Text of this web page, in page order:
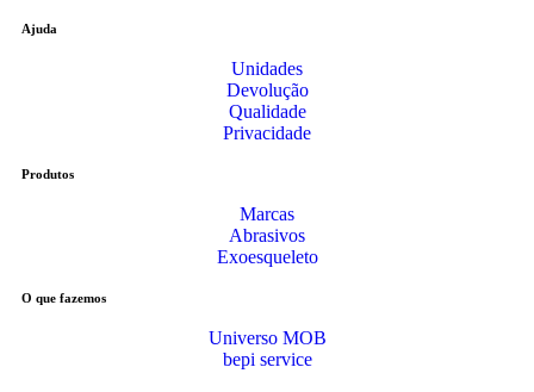
Ajuda
Unidades
Devolução
Qualidade
Privacidade
Produtos
Marcas
Abrasivos
Exoesqueleto
O que fazemos
Universo MOB
bepi service